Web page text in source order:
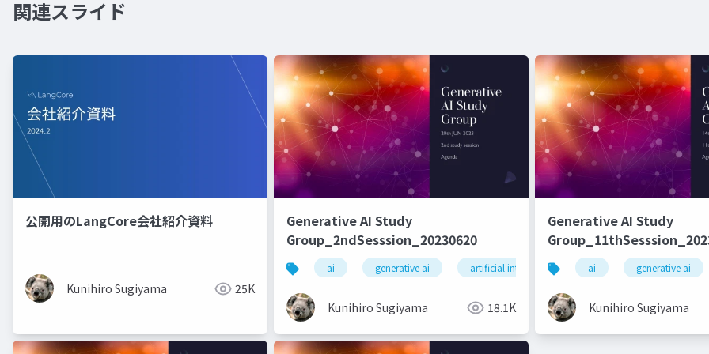
関連スライド
公開用のLangCore会社紹介資料
Kunihiro Sugiyama 25K
Generative AI Study
Group_2ndSesssion_20230620
ai generative ai artificial intelligence machine learning
Kunihiro Sugiyama 18.1K
Generative AI Study
ai generative ai
Kunihiro Sugiyama